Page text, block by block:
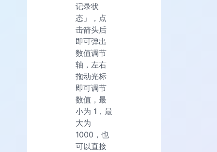
记录状
态」，点
击箭头后
即可弹出
数值调节
轴，左右
拖动光标
即可调节
数值，最
小为 1，最
大为
1000，也
可以直接